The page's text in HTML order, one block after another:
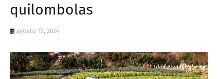
quilombolas
agosto 15, 2024